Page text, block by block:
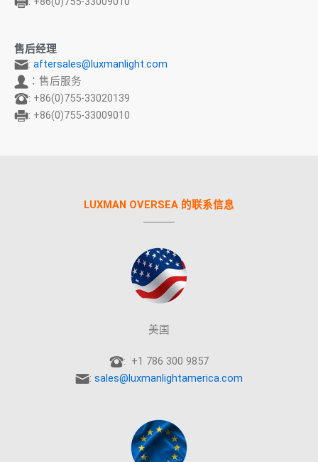
售后经理
: aftersales@luxmanlight.com
：售后服务
: +86(0)755-33020139
: +86(0)755-33009010
LUXMAN OVERSEA 的联系信息
美国
: +1 786 300 9857
: sales@luxmanlightamerica.com